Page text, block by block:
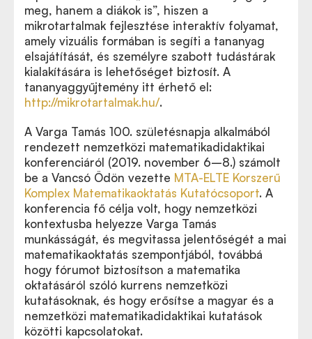
meg, hanem a diákok is”, hiszen a
mikrotartalmak fejlesztése interaktív folyamat,
amely vizuális formában is segíti a tananyag
elsajátítását, és személyre szabott tudástárak
kialakítására is lehetőséget biztosít. A
tananyaggyűjtemény itt érhető el:
http://mikrotartalmak.hu/.
A Varga Tamás 100. születésnapja alkalmából
rendezett nemzetközi matematikadidaktikai
konferenciáról (2019. november 6–8.) számolt
be a Vancsó Ödön vezette MTA-ELTE Korszerű
Komplex Matematikaoktatás Kutatócsoport. A
konferencia fő célja volt, hogy nemzetközi
kontextusba helyezze Varga Tamás
munkásságát, és megvitassa jelentőségét a mai
matematikaoktatás szempontjából, továbbá
hogy fórumot biztosítson a matematika
oktatásáról szóló kurrens nemzetközi
kutatásoknak, és hogy erősítse a magyar és a
nemzetközi matematikadidaktikai kutatások
közötti kapcsolatokat.